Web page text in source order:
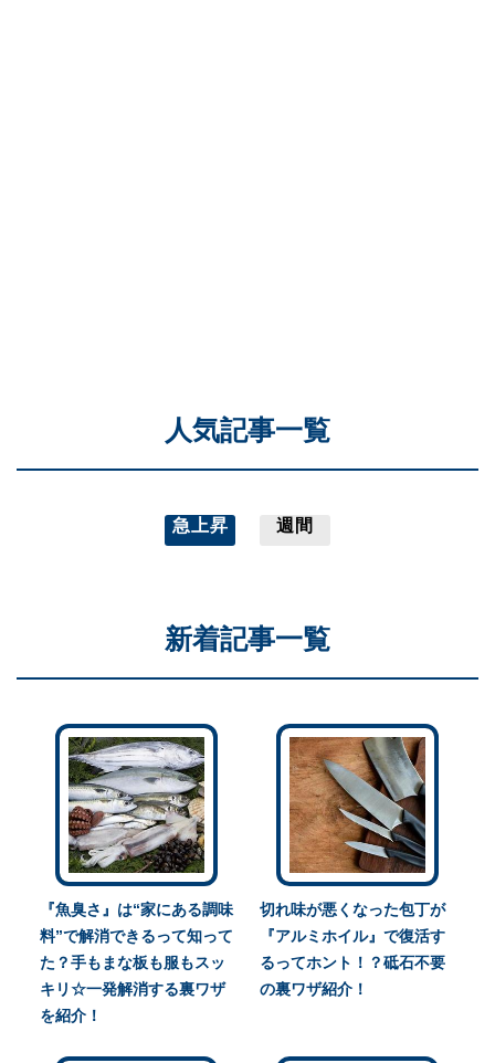
人気記事一覧
急上昇 週間
新着記事一覧
『魚臭さ』は“家にある調味
料”で解消できるって知って
た？手もまな板も服もスッ
キリ☆一発解消する裏ワザ
を紹介！
切れ味が悪くなった包丁が
『アルミホイル』で復活す
るってホント！？砥石不要
の裏ワザ紹介！